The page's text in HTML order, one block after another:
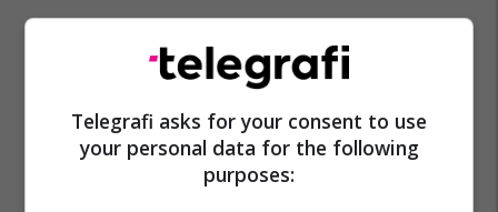
Maqedonia Në Nato Dhe Be
Telegrafi asks for your consent to use
your personal data for the following
purposes: